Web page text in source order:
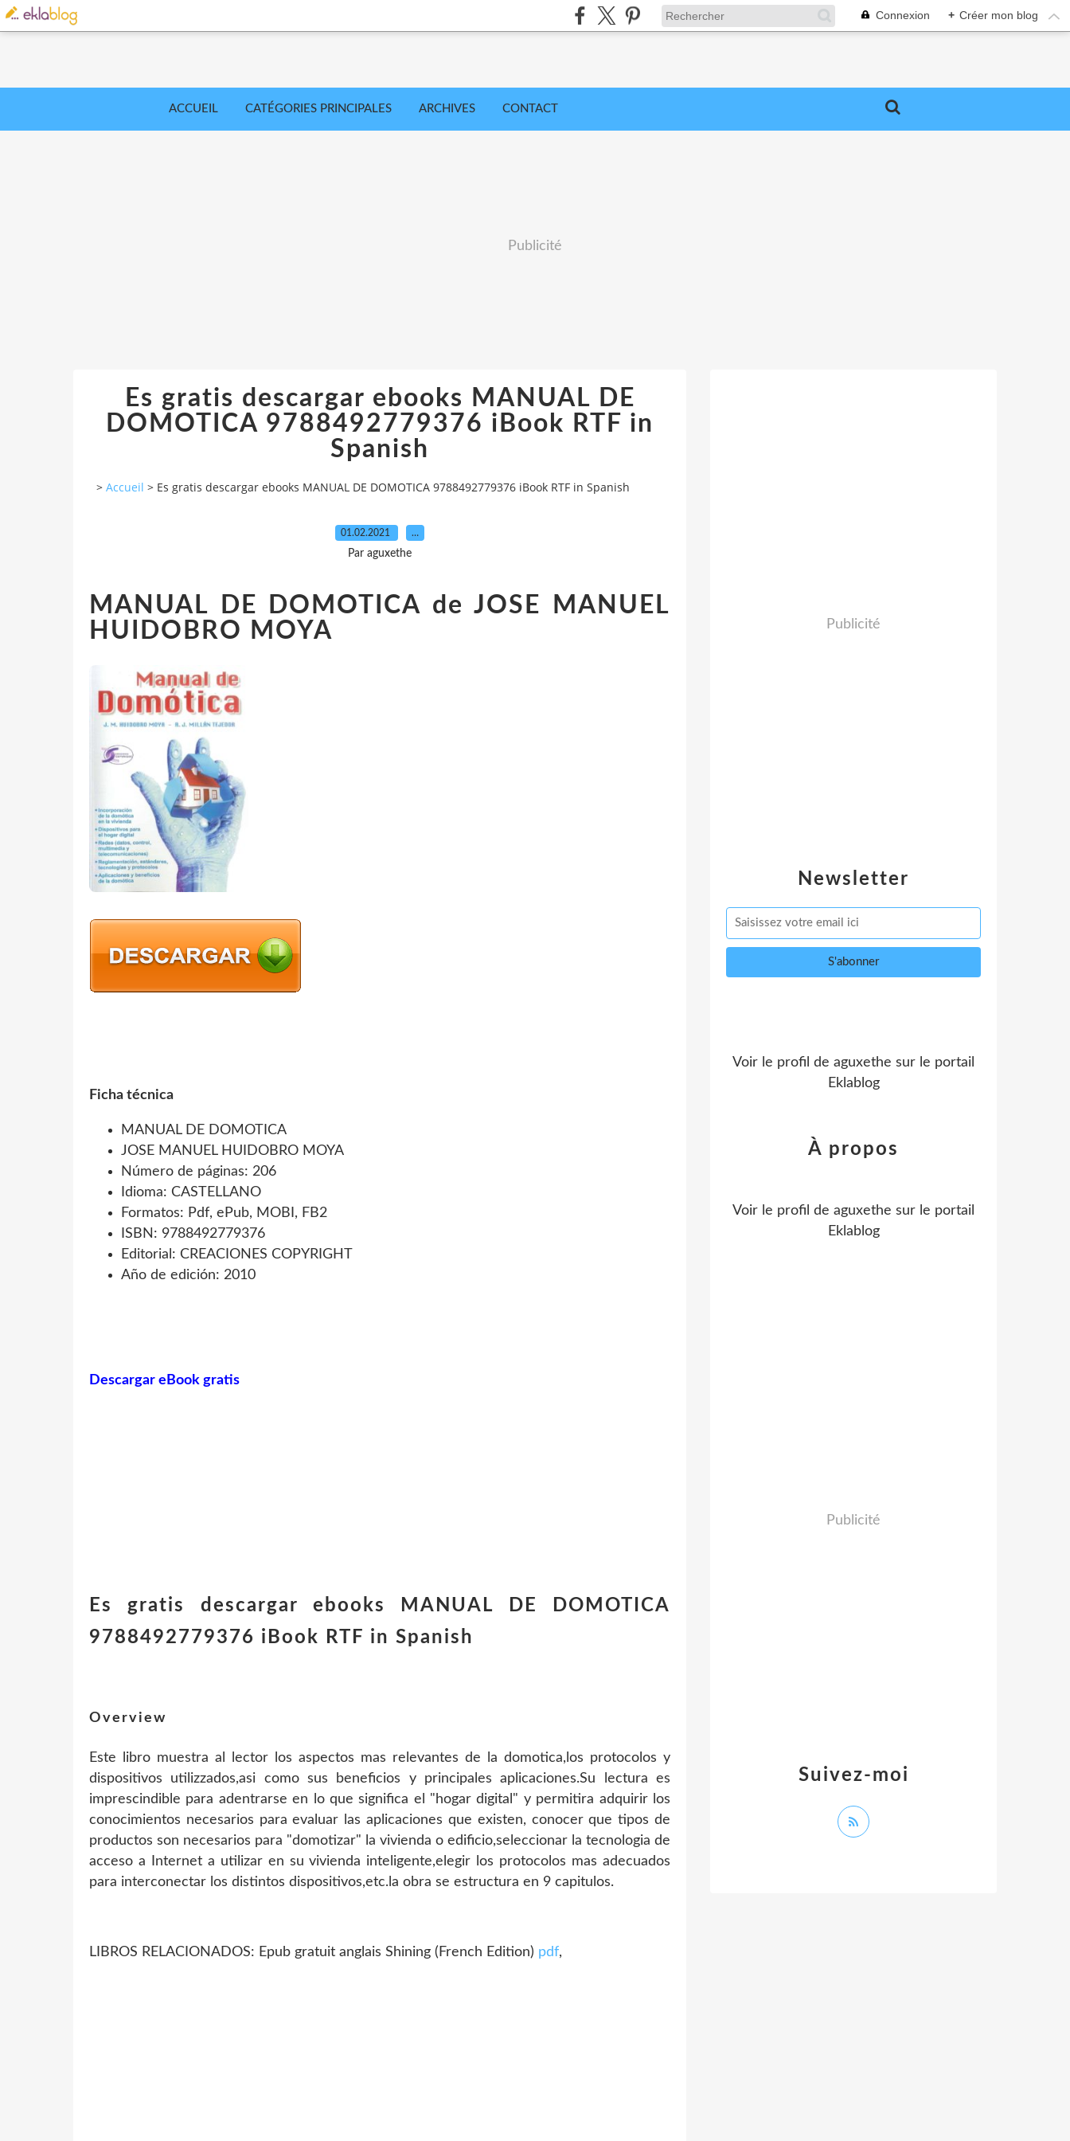
Connexion + Créer mon blog
ACCUEIL CATÉGORIES PRINCIPALES ARCHIVES CONTACT
Publicité
Es gratis descargar ebooks MANUAL DE
DOMOTICA 9788492779376 iBook RTF in
Spanish
> Accueil > Es gratis descargar ebooks MANUAL DE DOMOTICA 9788492779376 iBook RTF in Spanish
01.02.2021 …
Par aguxethe
MANUAL DE DOMOTICA de JOSE MANUEL
HUIDOBRO MOYA
Ficha técnica
MANUAL DE DOMOTICA
JOSE MANUEL HUIDOBRO MOYA
Número de páginas: 206
Idioma: CASTELLANO
Formatos: Pdf, ePub, MOBI, FB2
ISBN: 9788492779376
Editorial: CREACIONES COPYRIGHT
Año de edición: 2010
Descargar eBook gratis
Es gratis descargar ebooks MANUAL DE DOMOTICA
9788492779376 iBook RTF in Spanish
Overview
Este libro muestra al lector los aspectos mas relevantes de la domotica,los protocolos y
dispositivos utilizzados,asi como sus beneficios y principales aplicaciones.Su lectura es
imprescindible para adentrarse en lo que significa el "hogar digital" y permitira adquirir los
conocimientos necesarios para evaluar las aplicaciones que existen, conocer que tipos de
productos son necesarios para "domotizar" la vivienda o edificio,seleccionar la tecnologia de
acceso a Internet a utilizar en su vivienda inteligente,elegir los protocolos mas adecuados
para interconectar los distintos dispositivos,etc.la obra se estructura en 9 capitulos.
LIBROS RELACIONADOS: Epub gratuit anglais Shining (French Edition) pdf,
Newsletter
Publicité
Voir le profil de aguxethe sur le portail
Eklablog
Suivez-moi
À propos
Voir le profil de aguxethe sur le portail
Eklablog
Publicité